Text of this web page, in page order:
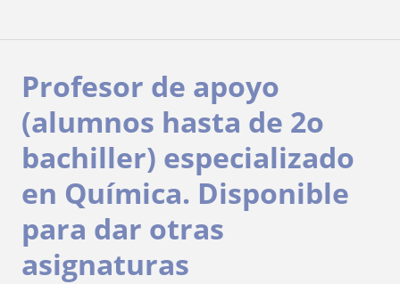
Profesor de apoyo
(alumnos hasta de 2o
bachiller) especializado
en Química. Disponible
para dar otras
asignaturas